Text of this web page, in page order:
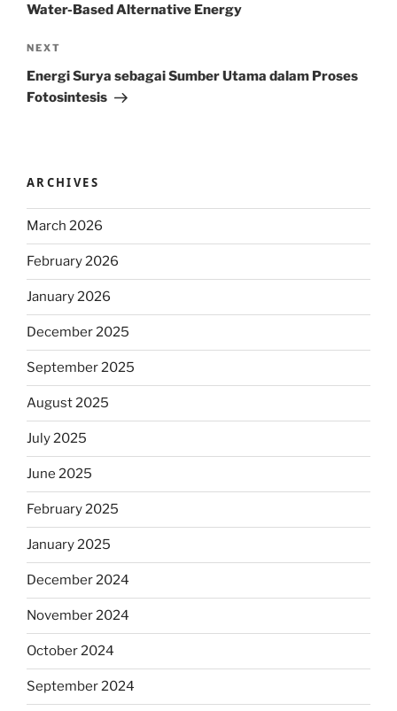
Water-Based Alternative Energy
Next
Post
NEXT
Energi Surya sebagai Sumber Utama dalam Proses
Fotosintesis
ARCHIVES
March 2026
February 2026
January 2026
December 2025
September 2025
August 2025
July 2025
June 2025
February 2025
January 2025
December 2024
November 2024
October 2024
September 2024